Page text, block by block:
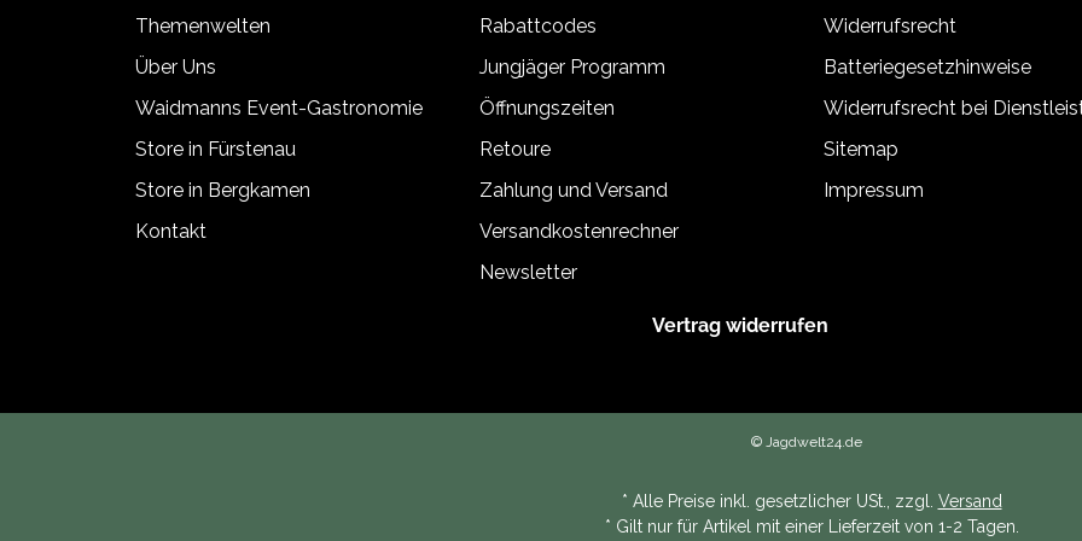
Themenwelten
Über Uns
Waidmanns Event-Gastronomie
Store in Fürstenau
Store in Bergkamen
Kontakt
Rabattcodes
Jungjäger Programm
Öffnungszeiten
Retoure
Zahlung und Versand
Versandkostenrechner
Newsletter
Widerrufsrecht
Batteriegesetzhinweise
Widerrufsrecht bei
Sitemap
Impressum
Vertrag widerrufen
© Jagdwelt24.de
* Alle Preise inkl. gesetzlicher USt., zzgl. Versand
* Gilt nur für Artikel mit einer Lieferzeit von 1-2 Tagen.